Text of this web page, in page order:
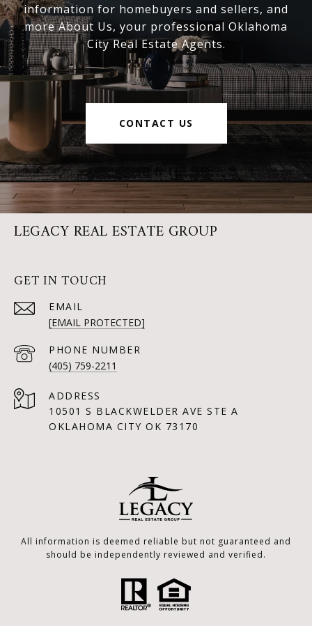
information for homebuyers and sellers, and
more About Us, your professional Oklahoma
City Real Estate Agents.
CONTACT US
LEGACY REAL ESTATE GROUP
GET IN TOUCH
EMAIL
[EMAIL PROTECTED]
PHONE NUMBER
(405) 759-2211
ADDRESS
10501 S BLACKWELDER AVE STE A
OKLAHOMA CITY OK 73170
All information is deemed reliable but not guaranteed and
should be independently reviewed and verified.